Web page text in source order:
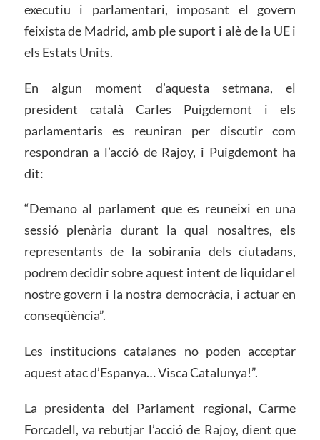
executiu i parlamentari, imposant el govern
feixista de Madrid, amb ple suport i alè de la UE i
els Estats Units.
En algun moment d’aquesta setmana, el
president català Carles Puigdemont i els
parlamentaris es reuniran per discutir com
respondran a l’acció de Rajoy, i Puigdemont ha
dit:
“Demano al parlament que es reuneixi en una
sessió plenària durant la qual nosaltres, els
representants de la sobirania dels ciutadans,
podrem decidir sobre aquest intent de liquidar el
nostre govern i la nostra democràcia, i actuar en
conseqüència”.
Les institucions catalanes no poden acceptar
aquest atac d’Espanya… Visca Catalunya!”.
La presidenta del Parlament regional, Carme
Forcadell, va rebutjar l’acció de Rajoy, dient que